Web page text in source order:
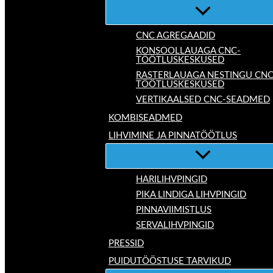
CNC AGREGAADID
KONSOOLLAUAGA CNC-
TÖÖTLUSKESKUSED
RASTERLAUAGA NESTINGU
TÖÖTLUSKESKUSED
VERTIKAALSED CNC-SEADMED
KOMBISEADMED
LIHVIMINE JA PINNATÖÖTLUS
HARILIHVPINGID
PIKA LINDIGA LIHVPINGID
PINNAVIIMISTLUS
SERVALIHVPINGID
PRESSID
PUIDUTÖÖSTUSE TARVIKUD